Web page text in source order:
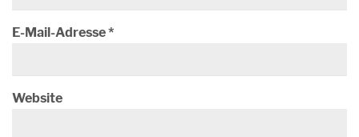
E-Mail-Adresse*
Website